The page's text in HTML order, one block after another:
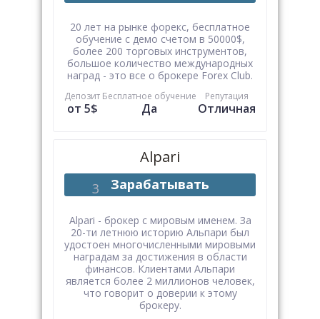
20 лет на рынке форекс, бесплатное
обучение с демо счетом в 50000$,
более 200 торговых инструментов,
большое количество международных
наград - это все о брокере Forex Club.
Депозит
от 5$
Бесплатное обучение
Да
Репутация
Отличная
Alpari
Зарабатывать
Alpari - брокер с мировым именем. За
20-ти летнюю историю Альпари был
удостоен многочисленными мировыми
наградам за достижения в области
финансов. Клиентами Альпари
является более 2 миллионов человек,
что говорит о доверии к этому
брокеру.